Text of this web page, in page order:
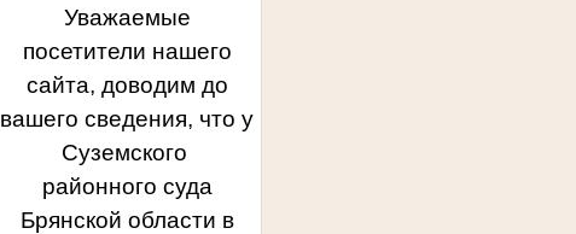
Уважаемые
посетители нашего
сайта, доводим до
вашего сведения, что у
Суземского
районного суда
Брянской области в